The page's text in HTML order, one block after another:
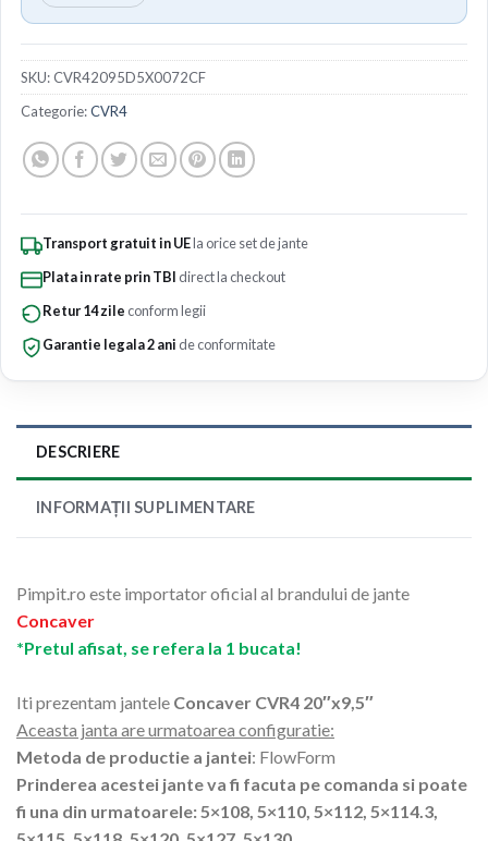
SKU:CVR42095D5X0072CF
Categorie:CVR4
Transport gratuit in UEla orice set de jante
Plata in rate prin TBI direct la checkout
Retur 14 zile conform legii
Garantie legala 2 ani de conformitate
DESCRIERE
INFORMAȚII SUPLIMENTARE
Pimpit.ro este importator oficial al brandului de jante
Concaver
*Pretul afisat, se refera la 1 bucata!
Iti prezentam jantele Concaver CVR4 20″x9,5″
Aceasta janta are urmatoarea configuratie:
Metoda de productie a jantei: FlowForm
Prinderea acestei jante va fi facuta pe comanda si poate
fi una din urmatoarele: 5×108, 5×110, 5×112, 5×114.3,